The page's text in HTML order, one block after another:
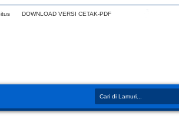
DOWNLOAD VERSI CETAK-PDF